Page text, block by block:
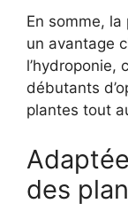
En somme,
un avantage
l’hydroponie,
débutants
plantes tout
des